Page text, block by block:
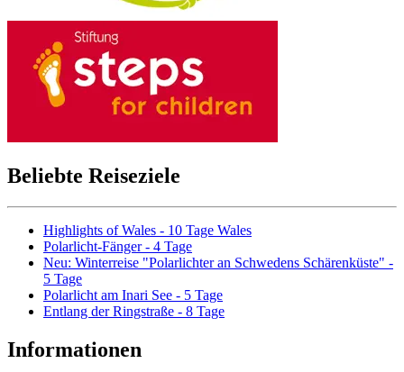
Beliebte Reiseziele
Highlights of Wales - 10 Tage Wales
Polarlicht-Fänger - 4 Tage
Neu: Winterreise "Polarlichter an Schwedens Schärenküste" -
5 Tage
Polarlicht am Inari See - 5 Tage
Entlang der Ringstraße - 8 Tage
Informationen